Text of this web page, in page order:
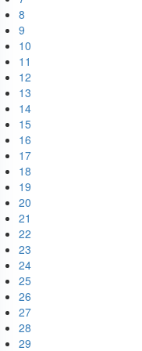
8
9
10
11
12
13
14
15
16
17
18
19
20
21
22
23
24
25
26
27
28
29